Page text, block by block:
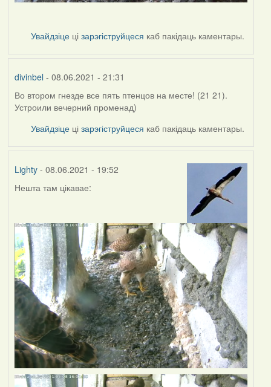
Увайдзіце цізарэгіструйцеся каб пакідаць каментары.
divinbel - 08.06.2021 - 21:31
Во втором гнезде все пять птенцов на месте! (21 21).
Устроили вечерний променад)
Увайдзіце цізарэгіструйцеся каб пакідаць каментары.
Lighty- 08.06.2021 - 19:52
Нешта там цікавае: